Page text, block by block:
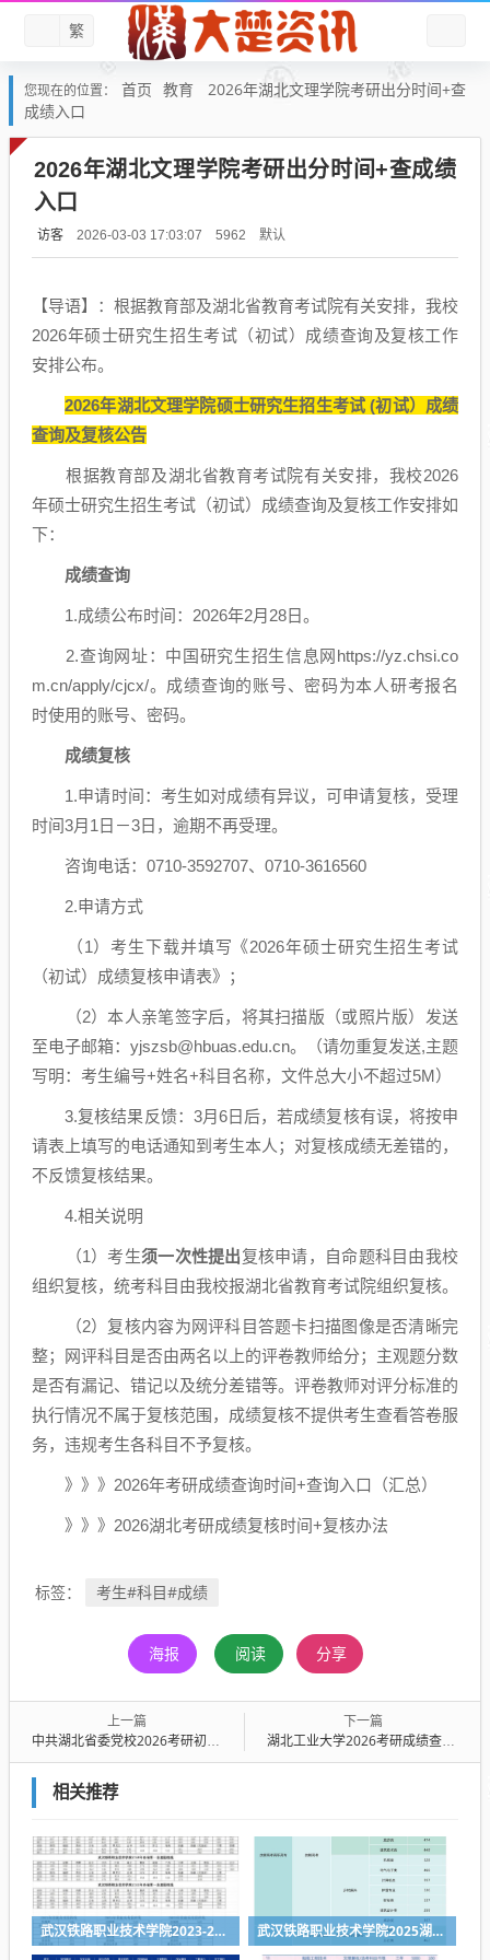
繁
您现在的位置： 首页 教育
2026年湖北文理学院考研出分时间+查
成绩入口
2026年湖北文理学院考研出分时间+查成绩
入口
访客 2026-03-03 17:03:07 5962 默认
【导语】：根据教育部及湖北省教育考试院有关安排，我校
2026年硕士研究生招生考试（初试）成绩查询及复核工作
安排公布。
2026年湖北文理学院硕士研究生招生考试 (初试）成绩
查询及复核公告
根据教育部及湖北省教育考试院有关安排，我校2026
年硕士研究生招生考试（初试）成绩查询及复核工作安排如
下：
成绩查询
1.成绩公布时间：2026年2月28日。
2.查询网址：中国研究生招生信息网https://yz.chsi.co
m.cn/apply/cjcx/。成绩查询的账号、密码为本人研考报名
时使用的账号、密码。
成绩复核
1.申请时间：考生如对成绩有异议，可申请复核，受理
时间3月1日－3日，逾期不再受理。
咨询电话：0710-3592707、0710-3616560
2.申请方式
（1）考生下载并填写《2026年硕士研究生招生考试
（初试）成绩复核申请表》；
（2）本人亲笔签字后，将其扫描版（或照片版）发送
至电子邮箱：yjszsb@hbuas.edu.cn。（请勿重复发送,主题
写明：考生编号+姓名+科目名称，文件总大小不超过5M）
3.复核结果反馈：3月6日后，若成绩复核有误，将按申
请表上填写的电话通知到考生本人；对复核成绩无差错的，
不反馈复核结果。
4.相关说明
（1）考生须一次性提出复核申请，自命题科目由我校
组织复核，统考科目由我校报湖北省教育考试院组织复核。
（2）复核内容为网评科目答题卡扫描图像是否清晰完
整；网评科目是否由两名以上的评卷教师给分；主观题分数
是否有漏记、错记以及统分差错等。评卷教师对评分标准的
执行情况不属于复核范围，成绩复核不提供考生查看答卷服
务，违规考生各科目不予复核。
》》》2026年考研成绩查询时间+查询入口（汇总）
》》》2026湖北考研成绩复核时间+复核办法
标签： 考生#科目#成绩
海报 阅读 分享
上一篇
中共湖北省委党校2026考研初试成绩查询入口（附具体时间点）
下一篇
湖北工业大学2026考研成绩查询时间+查询入口
相关推荐
武汉铁路职业技术学院2023-2025各省第一志愿投档线 武汉铁路职业技术学院2025湖北省各专业组投档线